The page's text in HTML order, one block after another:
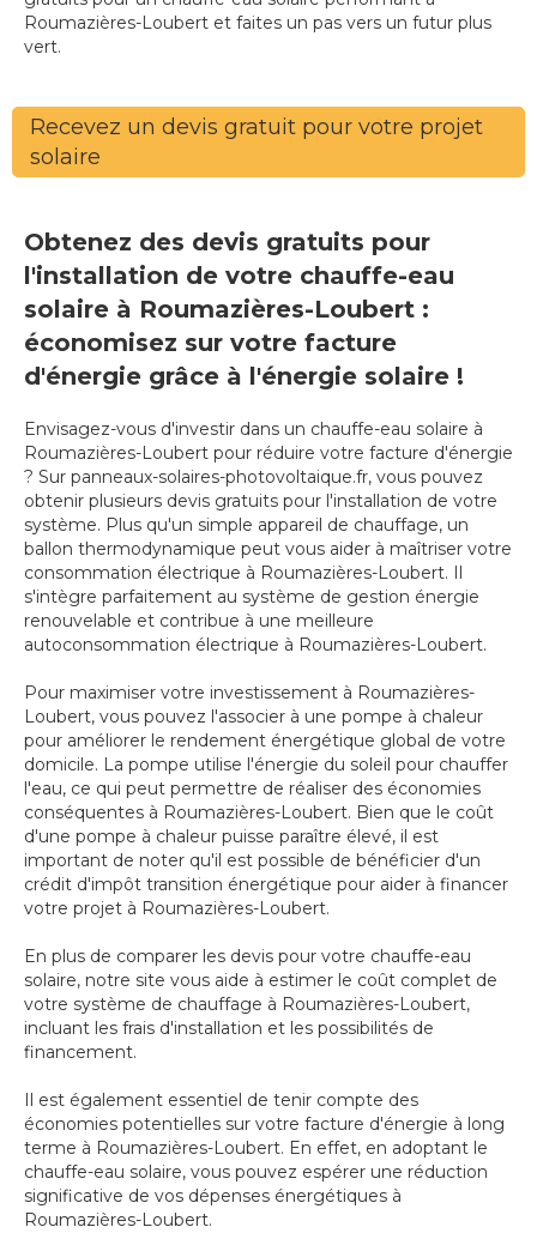
Roumazières-Loubert et faites un pas vers un futur plus
vert.
Recevez un devis gratuit pour votre projet
solaire
Obtenez des devis gratuits pour
l'installation de votre chauffe-eau
solaire à Roumazières-Loubert :
économisez sur votre facture
d'énergie grâce à l'énergie solaire !
Envisagez-vous d'investir dans un chauffe-eau solaire à
Roumazières-Loubert pour réduire votre facture d'énergie
? Sur panneaux-solaires-photovoltaique.fr, vous pouvez
obtenir plusieurs devis gratuits pour l'installation de votre
système. Plus qu'un simple appareil de chauffage, un
ballon thermodynamique peut vous aider à maîtriser votre
consommation électrique à Roumazières-Loubert. Il
s'intègre parfaitement au système de gestion énergie
renouvelable et contribue à une meilleure
autoconsommation électrique à Roumazières-Loubert.
Pour maximiser votre investissement à Roumazières-
Loubert, vous pouvez l'associer à une pompe à chaleur
pour améliorer le rendement énergétique global de votre
domicile. La pompe utilise l'énergie du soleil pour chauffer
l'eau, ce qui peut permettre de réaliser des économies
conséquentes à Roumazières-Loubert. Bien que le coût
d'une pompe à chaleur puisse paraître élevé, il est
important de noter qu'il est possible de bénéficier d'un
crédit d'impôt transition énergétique pour aider à financer
votre projet à Roumazières-Loubert.
En plus de comparer les devis pour votre chauffe-eau
solaire, notre site vous aide à estimer le coût complet de
votre système de chauffage à Roumazières-Loubert,
incluant les frais d'installation et les possibilités de
financement.
Il est également essentiel de tenir compte des
économies potentielles sur votre facture d'énergie à long
terme à Roumazières-Loubert. En effet, en adoptant le
chauffe-eau solaire, vous pouvez espérer une réduction
significative de vos dépenses énergétiques à
Roumazières-Loubert.